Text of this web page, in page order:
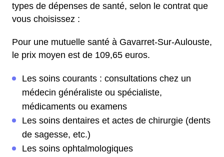
types de dépenses de santé, selon le contrat que
vous choisissez :
Pour une mutuelle santé à Gavarret-Sur-Aulouste,
le prix moyen est de 109,65 euros.
Les soins courants : consultations chez un
médecin généraliste ou spécialiste,
médicaments ou examens
Les soins dentaires et actes de chirurgie (dents
de sagesse, etc.)
Les soins ophtalmologiques